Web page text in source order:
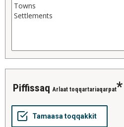
piffissaq Arlaat toqqartariaqarpat